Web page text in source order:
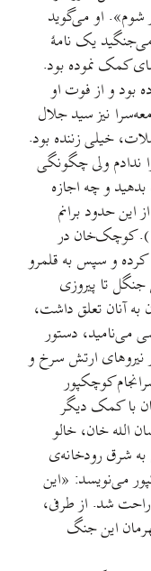
شوم». او می‌گوید
یک نامۀ
کمک نموده بود.
بود و از فوت او
نیز سید جلال
خیلی زننده بود.
ندادم ولی چگونگی
و چه اجازه
این حدود برانم
»(صادق کوچکپور ۱۳۶۹ صص۴۷ -۴۸). کوچک‌خان در
و سپس به قلمرو
تا پیروزی
آنان تعلق داشت،
می‌نامید، دستور
نیروهای ارتش سرخ و
کوچکپور
با کمک دیگر
الله خان، خالو
به شرق رودخانه‌ی
می‌نویسد: «این
شد. از طرفی،
این جنگ